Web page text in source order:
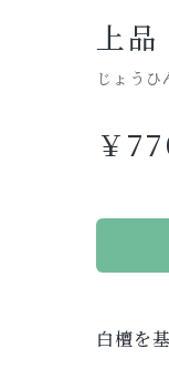
上
じょうひ
￥
白檀を